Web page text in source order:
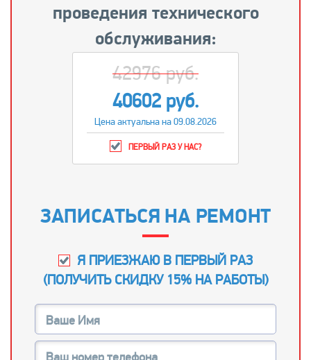
проведения технического
обслуживания:
42976 руб.
40602 руб.
Цена актуальна на 09.08.2026
ПЕРВЫЙ РАЗ У НАС?
ЗАПИСАТЬСЯ НА РЕМОНТ
Я ПРИЕЗЖАЮ В ПЕРВЫЙ РАЗ
(ПОЛУЧИТЬ СКИДКУ 15% НА РАБОТЫ)